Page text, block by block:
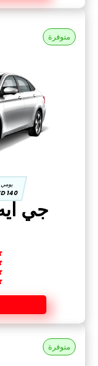
متوفرة
يومي
140 AED
متوفرة